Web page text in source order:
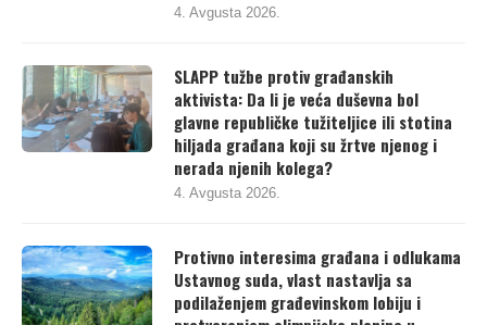
4. Avgusta 2026.
SLAPP tužbe protiv građanskih
aktivista: Da li je veća duševna bol
glavne republičke tužiteljice ili stotina
hiljada građana koji su žrtve njenog i
nerada njenih kolega?
4. Avgusta 2026.
Protivno interesima građana i odlukama
Ustavnog suda, vlast nastavlja sa
podilaženjem građevinskom lobiju i